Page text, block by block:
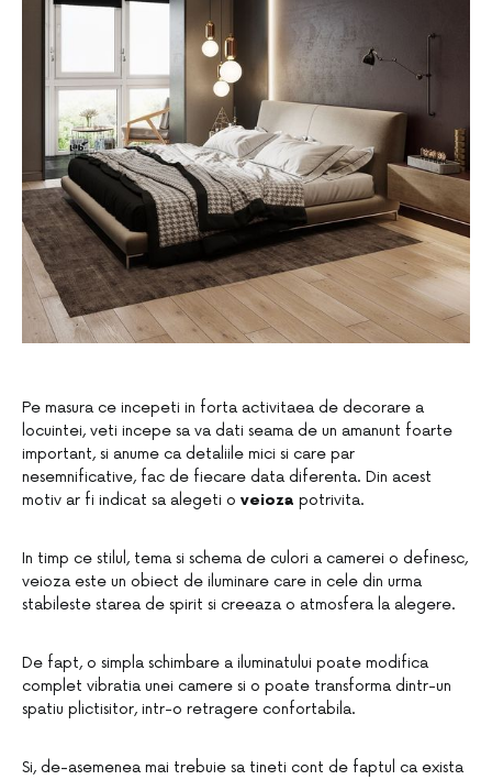
Pe masura ce incepeti in forta activitaea de decorare a
locuintei, veti incepe sa va dati seama de un amanunt foarte
important, si anume ca detaliile mici si care par
nesemnificative, fac de fiecare data diferenta. Din acest
motiv ar fi indicat sa alegeti o veioza potrivita.
In timp ce stilul, tema si schema de culori a camerei o definesc,
veioza este un obiect de iluminare care in cele din urma
stabileste starea de spirit si creeaza o atmosfera la alegere.
De fapt, o simpla schimbare a iluminatului poate modifica
complet vibratia unei camere si o poate transforma dintr-un
spatiu plictisitor, intr-o retragere confortabila.
Si, de-asemenea mai trebuie sa tineti cont de faptul ca exista